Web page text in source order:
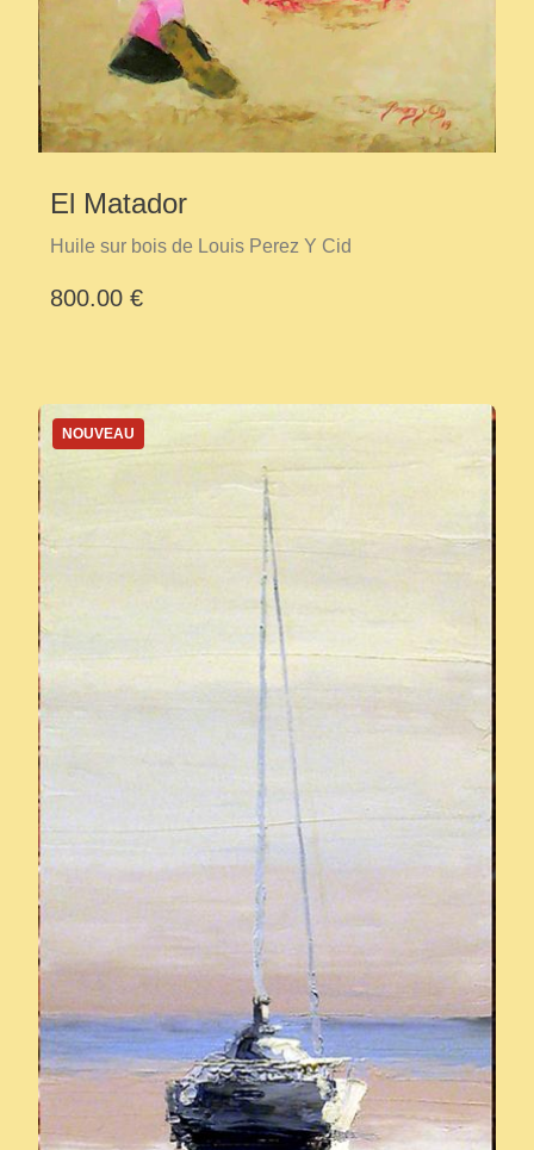
El Matador
Huile sur bois de Louis Perez Y Cid
800.00 €
NOUVEAU